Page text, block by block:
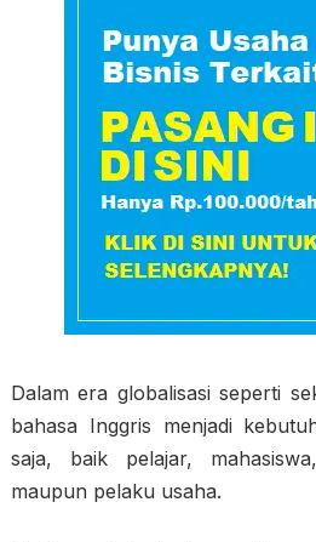
Dalam era globalisasi seperti
bahasa Inggris menjadi
saja, baik pelajar,
maupun pelaku usaha.